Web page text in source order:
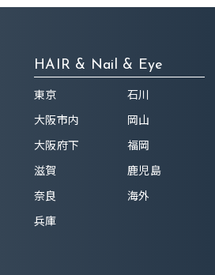
HAIR & Nail & Eye
東京
大阪市内
大阪府下
滋賀
奈良
兵庫
石川
岡山
福岡
鹿児島
海外